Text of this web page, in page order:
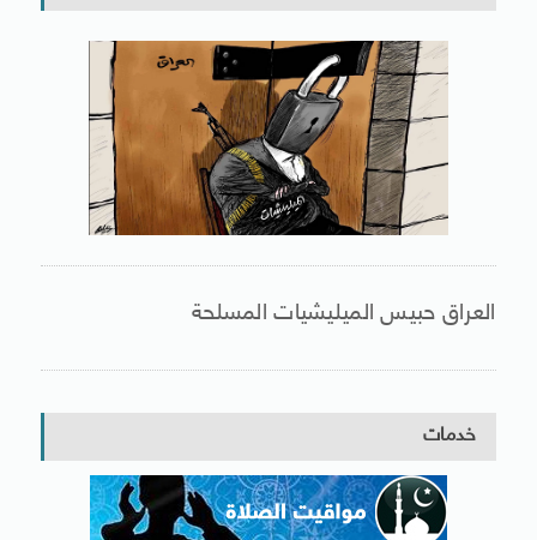
العراق حبيس الميليشيات المسلحة
خدمات